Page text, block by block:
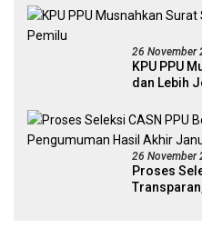
26 November
KPU PPU
dan Lebih
26 November
Proses